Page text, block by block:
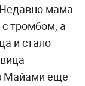
мама
тромбом, а
и стало
Майами ещё